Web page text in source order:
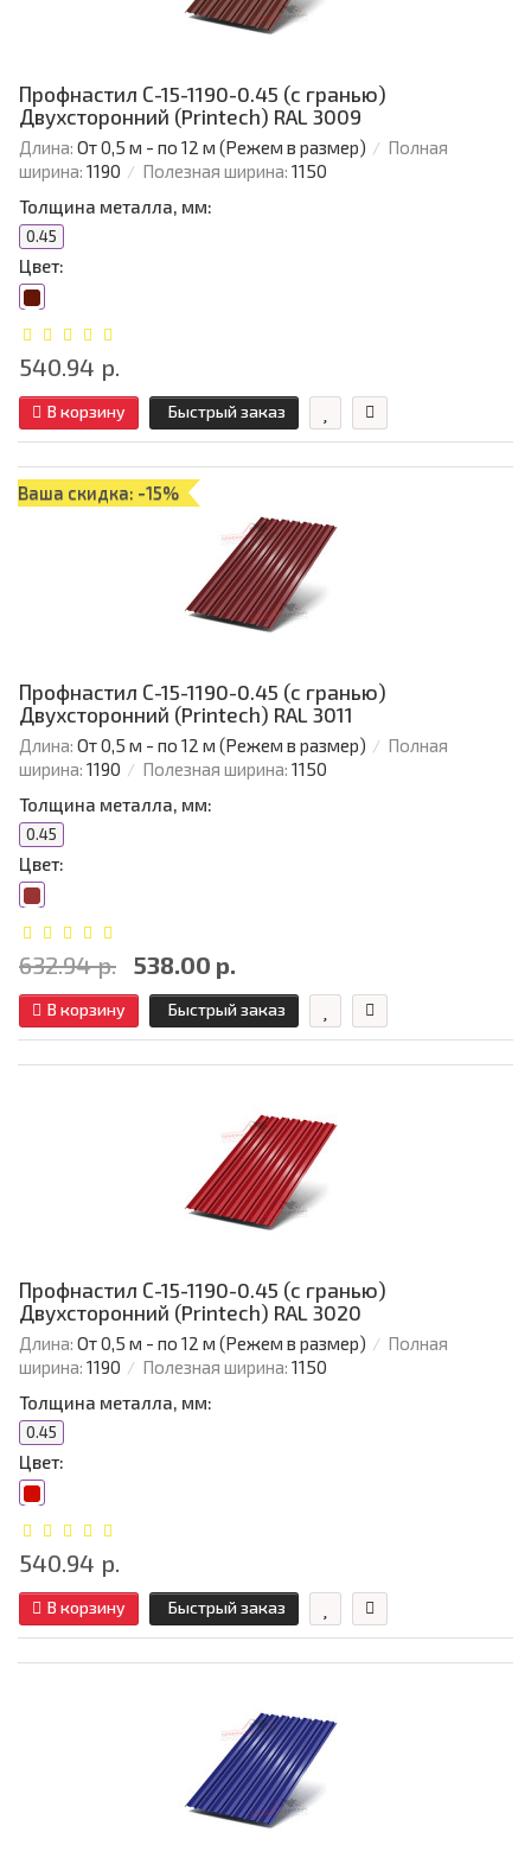
Профнастил С-15-1190-0.45 (с гранью)
Двухсторонний (Printech) RAL 3009
Длина: От 0,5 м - по 12 м (Режем в размер)
Полная
ширина: 1190 Полезная ширина: 1150
Толщина металла, мм:
0.45
Цвет:
540.94 р.
В корзину Быстрый заказ
Ваша скидка: -15%
Профнастил С-15-1190-0.45 (с гранью)
Двухсторонний (Printech) RAL 3011
Длина: От 0,5 м - по 12 м (Режем в размер)
Полная
ширина: 1190 Полезная ширина: 1150
Толщина металла, мм:
0.45
Цвет:
632.94 р. 538.00 р.
В корзину Быстрый заказ
Профнастил С-15-1190-0.45 (с гранью)
Двухсторонний (Printech) RAL 3020
Длина: От 0,5 м - по 12 м (Режем в размер)
Полная
ширина: 1190 Полезная ширина: 1150
Толщина металла, мм:
0.45
Цвет:
540.94 р.
В корзину Быстрый заказ